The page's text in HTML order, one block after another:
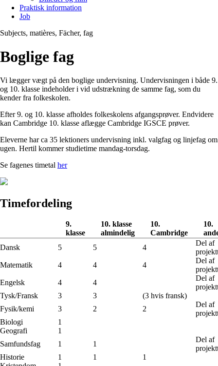
Praktisk information
Job
Subjects, matières, Fächer, fag
Boglige fag
Vi lægger vægt på den boglige undervisning. Undervisningen i både 9.
og 10. klasse indeholder i vid udstrækning de samme fag, som du
kender fra folkeskolen.
Efter 9. og 10. klasse afholdes folkeskolens afgangsprøver. Endvidere
kan Cambridge 10. klasse aflægge Cambridge IGSCE prøver.
Eleverne har ca 35 lektioners undervisning inkl. valgfag og linjefag om
ugen. Hertil kommer studietime mandag-torsdag.
Se fagenes timetal her
Timefordeling
9.
klasse
10. klasse
almindelig
10.
Cambridge
10.
Dansk
5 5 4
Del af
Matematik
4 4 4
Del af
Engelsk
4 4
Del af
Tysk/Fransk
3 3
(3 hvis fransk)
Fysik/kemi
3 2 2
Del af
Biologi
1
Geografi
1
Samfundsfag
1 1
Del af
Historie
1 1
1